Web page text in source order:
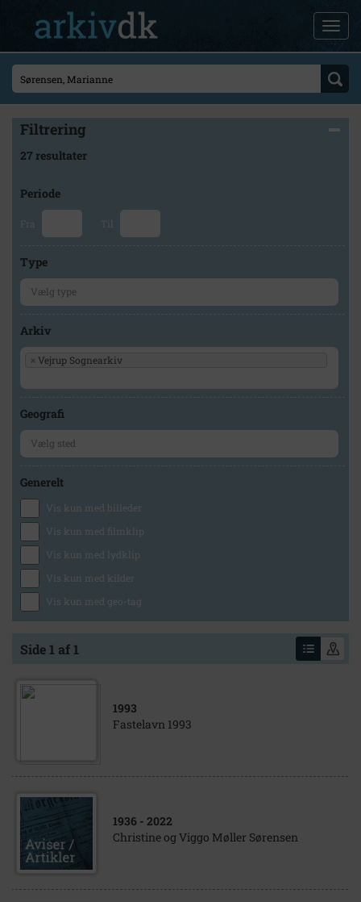
Filtrering
27 resultater
Periode
Fra Til
Type
Arkiv
× Vejrup Sognearkiv
Geografi
Generelt
Vis kun med billeder
Vis kun med filmklip
Vis kun med lydklip
Vis kun med kilder
Vis kun med geo-tag
Side 1 af 1
1993
Fastelavn 1993
1936 - 2022
Christine og Viggo Møller Sørensen